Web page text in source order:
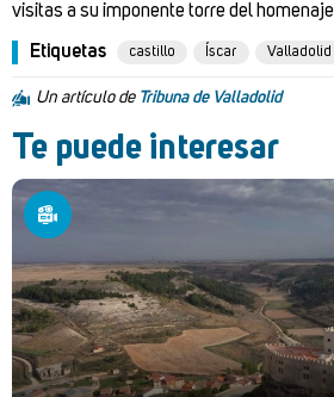
visitas a su imponente torre del homenaje
Etiquetas castillo Íscar Valladolid
Un artículo de Tribuna de Valladolid
Te puede interesar